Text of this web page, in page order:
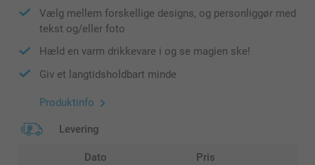
Vælg mellem forskellige designs, og personliggør med
tekst og/eller foto
Hæld en varm drikkevare i og se magien ske!
Giv et langtidsholdbart minde
Produktinfo
Levering
Dato Pris